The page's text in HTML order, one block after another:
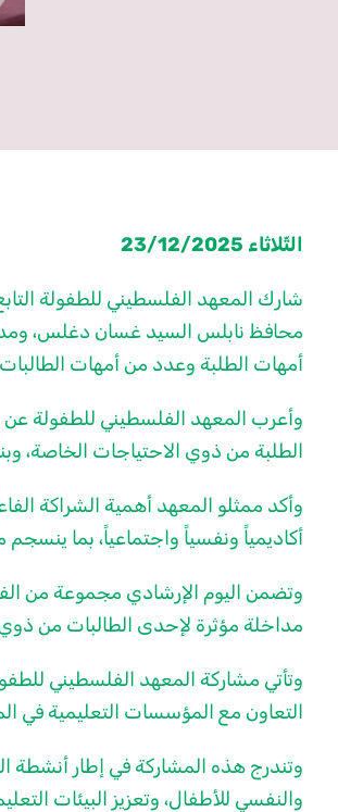
الثّلاثاء 23/12/2025
شارك المعهد الفلسطيني للطفولة
محافظ نابلس السيد غسان دغلس،
أمهات الطلبة وعدد من أمهات
وأعرب المعهد الفلسطيني للطفولة عن
الطلبة من ذوي الاحتياجات الخاصة،
وأكد ممثلو المعهد أهمية الشراكة
أكاديمياً ونفسياً واجتماعياً، بما
وتضمن اليوم الإرشادي مجموعة من
مداخلة مؤثرة لإحدى الطالبات من ذوي
وتأتي مشاركة المعهد الفلسطيني
التعاون مع المؤسسات التعليمية في
والنفسي للأطفال، وتعزيز البيئات